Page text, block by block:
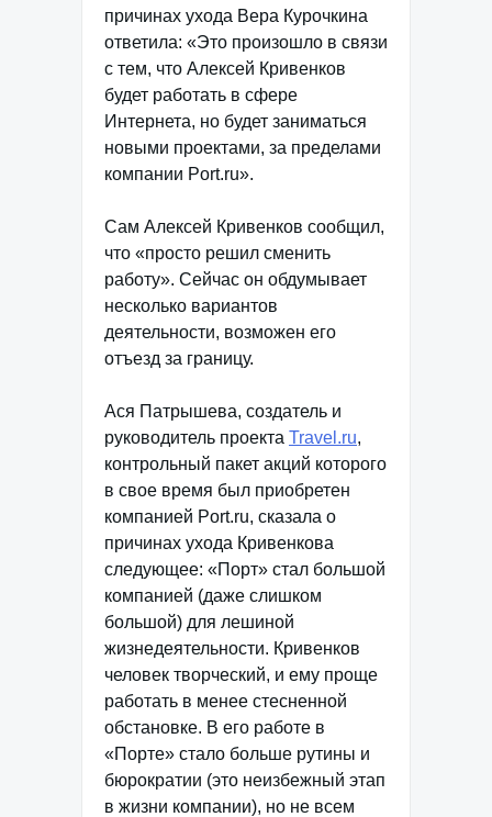
причинах ухода Вера Курочкина
ответила: «Это произошло в связи
с тем, что Алексей Кривенков
будет работать в сфере
Интернета, но будет заниматься
новыми проектами, за пределами
компании Port.ru».
Сам Алексей Кривенков сообщил,
что «просто решил сменить
работу». Сейчас он обдумывает
несколько вариантов
деятельности, возможен его
отъезд за границу.
Ася Патрышева, создатель и
руководитель проекта Travel.ru,
контрольный пакет акций которого
в свое время был приобретен
компанией Port.ru, сказала о
причинах ухода Кривенкова
следующее: «Порт» стал большой
компанией (даже слишком
большой) для лешиной
жизнедеятельности. Кривенков
человек творческий, и ему проще
работать в менее стесненной
обстановке. В его работе в
«Порте» стало больше рутины и
бюрократии (это неизбежный этап
в жизни компании), но не всем